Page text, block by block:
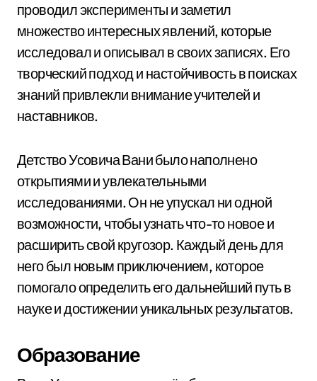
проводил эксперименты и заметил
множество интересных явлений, которые
исследовал и описывал в своих записях. Его
творческий подход и настойчивость в поисках
знаний привлекли внимание учителей и
наставников.
Детство Усовича Вани было наполнено
открытиями и увлекательными
исследованиями. Он не упускал ни одной
возможности, чтобы узнать что-то новое и
расширить свой кругозор. Каждый день для
него был новым приключением, которое
помогало определить его дальнейший путь в
науке и достижении уникальных результатов.
Образование